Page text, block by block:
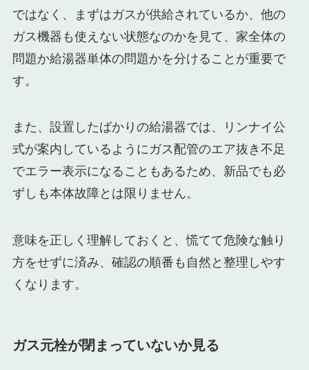
ではなく、まずはガスが供給されているか、他の
ガス機器も使えない状態なのかを見て、家全体の
問題か給湯器単体の問題かを分けることが重要で
す。
また、設置したばかりの給湯器では、リンナイ公
式が案内しているようにガス配管のエア抜き不足
でエラー表示になることもあるため、新品でも必
ずしも本体故障とは限りません。
意味を正しく理解しておくと、慌てて危険な触り
方をせずに済み、確認の順番も自然と整理しやす
くなります。
ガス元栓が閉まっていないか見る